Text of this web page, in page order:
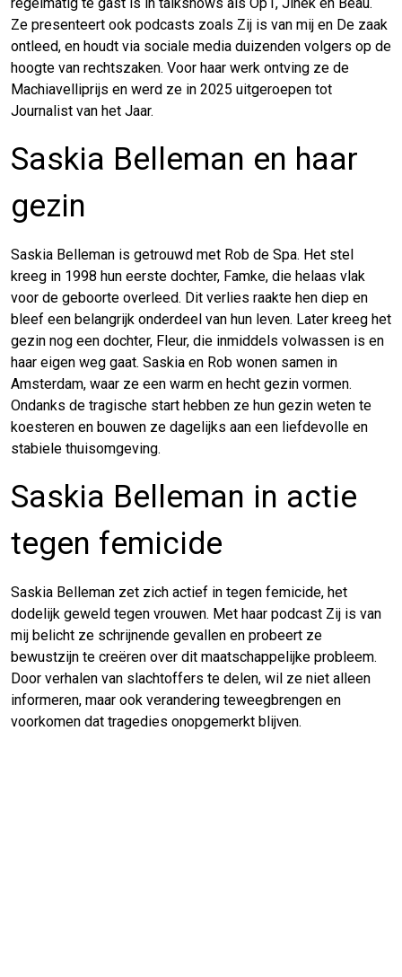
Ze presenteert ook podcasts zoals Zij is van mij en De zaak
ontleed, en houdt via sociale media duizenden volgers op de
hoogte van rechtszaken. Voor haar werk ontving ze de
Machiavelliprijs en werd ze in 2025 uitgeroepen tot
Journalist van het Jaar.
Saskia Belleman en haar
gezin
Saskia Belleman is getrouwd met Rob de Spa. Het stel
kreeg in 1998 hun eerste dochter, Famke, die helaas vlak
voor de geboorte overleed. Dit verlies raakte hen diep en
bleef een belangrijk onderdeel van hun leven. Later kreeg het
gezin nog een dochter, Fleur, die inmiddels volwassen is en
haar eigen weg gaat. Saskia en Rob wonen samen in
Amsterdam, waar ze een warm en hecht gezin vormen.
Ondanks de tragische start hebben ze hun gezin weten te
koesteren en bouwen ze dagelijks aan een liefdevolle en
stabiele thuisomgeving.
Saskia Belleman in actie
tegen femicide
Saskia Belleman zet zich actief in tegen femicide, het
dodelijk geweld tegen vrouwen. Met haar podcast Zij is van
mij belicht ze schrijnende gevallen en probeert ze
bewustzijn te creëren over dit maatschappelijke probleem.
Door verhalen van slachtoffers te delen, wil ze niet alleen
informeren, maar ook verandering teweegbrengen en
voorkomen dat tragedies onopgemerkt blijven.